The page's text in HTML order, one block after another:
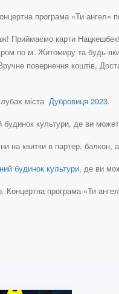
програма «Ти
Приймаємо карти
по м. Житомиру та будь-
повернення коштів,
міста Дубровиця 2023.
культури, де ви
на квитки в партер,
будинок культури, де ви
Концертна програма «Ти